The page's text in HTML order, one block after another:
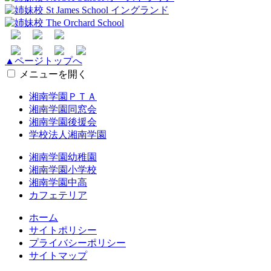
▲ページトップへ
メニューを開く
湘南学園ＰＴＡ
湘南学園同窓会
湘南学園後援会
学校法人湘南学園
湘南学園幼稚園
湘南学園小学校
湘南学園中高
カフェテリア
ホーム
サイトポリシー
プライバシーポリシー
サイトマップ